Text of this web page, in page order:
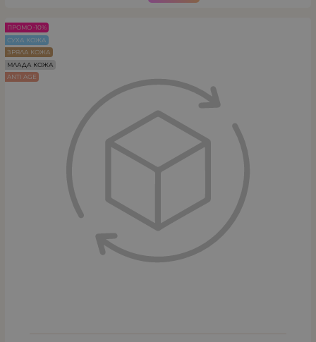
ПРОМО -10%
СУХА КОЖА
ЗРЯЛА КОЖА
МЛАДА КОЖА
ANTI AGE